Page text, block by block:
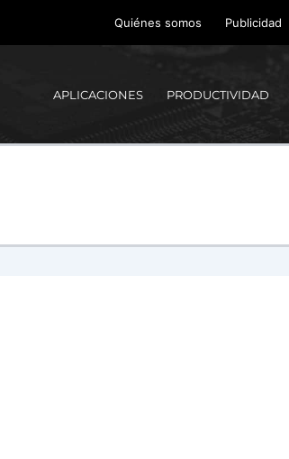
Quiénes somos Publicidad
APLICACIONES PRODUCTIVIDAD